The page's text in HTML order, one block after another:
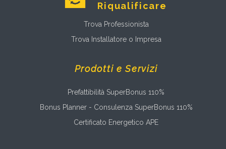
Riqualificare
Trova Professionista
Trova Installatore o Impresa
Prodotti e Servizi
Prefattibilità SuperBonus 110%
Bonus Planner - Consulenza SuperBonus 110%
Certificato Energetico APE